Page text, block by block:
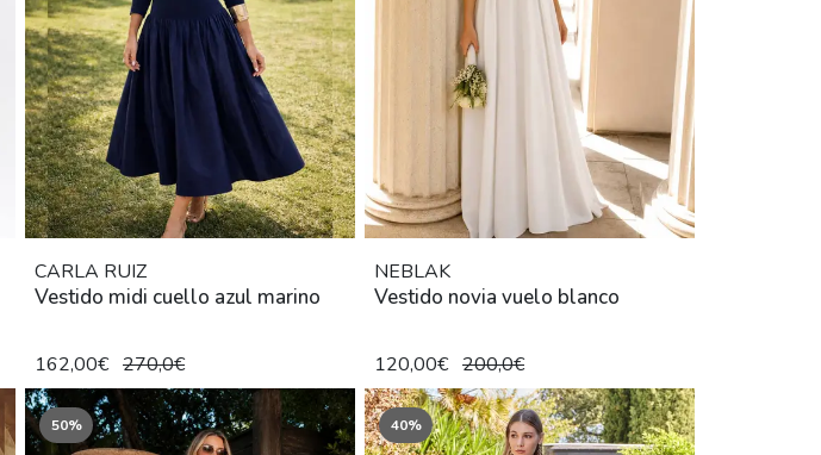
CARLA RUIZ
Vestido midi cuello azul marino
162,00€ 270,0€
NEBLAK
Vestido novia vuelo blanco
120,00€ 200,0€
50% 40%